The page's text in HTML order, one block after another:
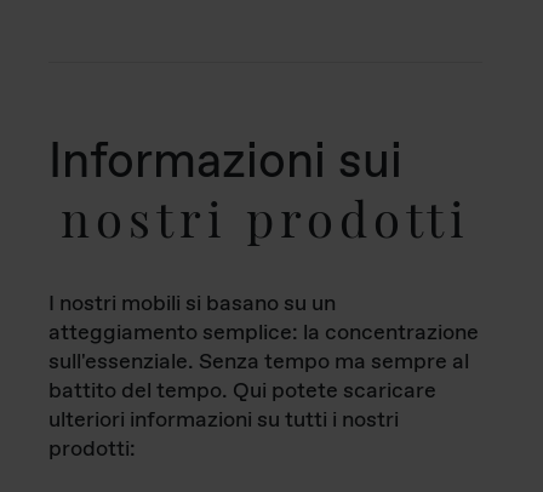
Informazioni sui
nostri prodotti
I nostri mobili si basano su un
atteggiamento semplice: la concentrazione
sull'essenziale. Senza tempo ma sempre al
battito del tempo. Qui potete scaricare
ulteriori informazioni su tutti i nostri
prodotti: